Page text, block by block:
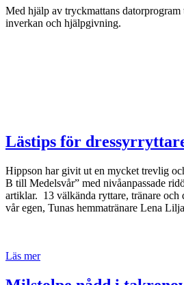
Med hjälp av tryckmattans
inverkan och hjälpgivning.
Lästips för
Hippson har givit ut en mycket trevlig
B till Medelsvår” med nivåanpassade
artiklar. 13 välkända ryttare, tränare och
vår egen, Tunas hemmatränare Lena
Läs mer